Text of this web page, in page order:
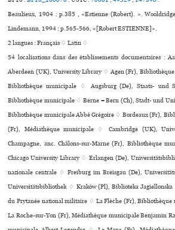
Beaulieux, 1904 : p.385 , «Estienne (Robert). ».
Lindemann, 1994 : p.565-566, «[Robert ESTIENNE]».
2 langues :Français ♢Latin ♢
54 localisations dans des établissements documentaires :
Aberdeen (UK), University Library ♢ Agen (Fr),
Bibliothèque muni­ci­pale ♢ Augsburg (De), Staats- und
Bibliothèque muni­ci­pale ♢ Berne = Bern (Ch), Stadt- und
Bibliothèque muni­ci­pale Abbé Grégoire ♢ Bordeaux (Fr),
(Fr), Médiathèque muni­ci­pale ♢ Cambridge (UK),
Champagne, anc. Châlons-sur-Marne (Fr), Bibliothèque
Chicago University Library ♢ Erlangen (De),
nazio­nale cen­trale ♢ Freiburg im Breisgau (De),
Universitätsbibliothek ♢ Kraków (Pl), Biblioteka
du Prytanée national mili­taire ♢ La Flèche (Fr), Bibliothèque
La Roche-sur-Yon (Fr), Médiathèque muni­ci­pale Benjamin